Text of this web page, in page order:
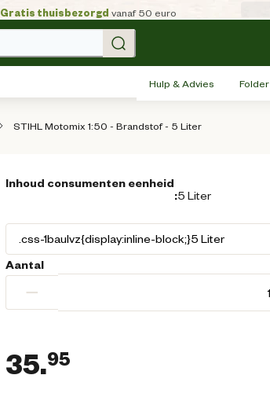
Gratis thuisbezorgd vanaf 50 euro
Hulp & Advies Folder
STIHL Motomix 1:50 - Brandstof - 5 Liter
Inhoud consumenten eenheid
:5 Liter
Aantal
−
35.95